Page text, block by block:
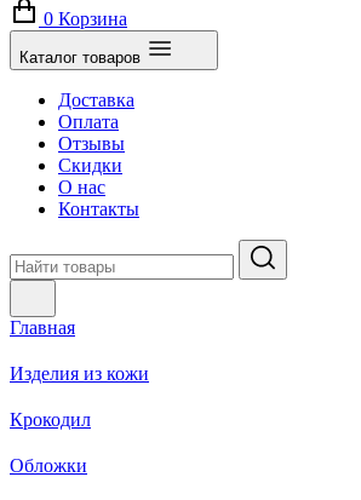
0 Корзина
Каталог товаров
Доставка
Оплата
Отзывы
Скидки
О нас
Контакты
Главная
Изделия из кожи
Крокодил
Обложки